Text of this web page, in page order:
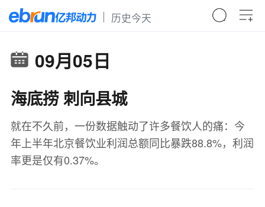
历史今天
09月05日
海底捞 刺向县城
就在不久前，一份数据触动了许多餐饮人的痛：今
年上半年北京餐饮业利润总额同比暴跌88.8%，利润
率更是仅有0.37%。